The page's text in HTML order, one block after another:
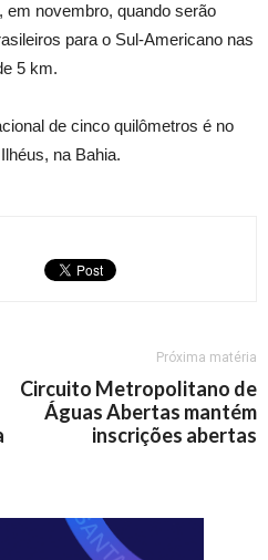
novembro, quando serão
para o Sul-Americano nas
5 km.
de cinco quilômetros é no
na Bahia.
Próxima matéria
Circuito Metropolitano de
Águas Abertas mantém
inscrições abertas